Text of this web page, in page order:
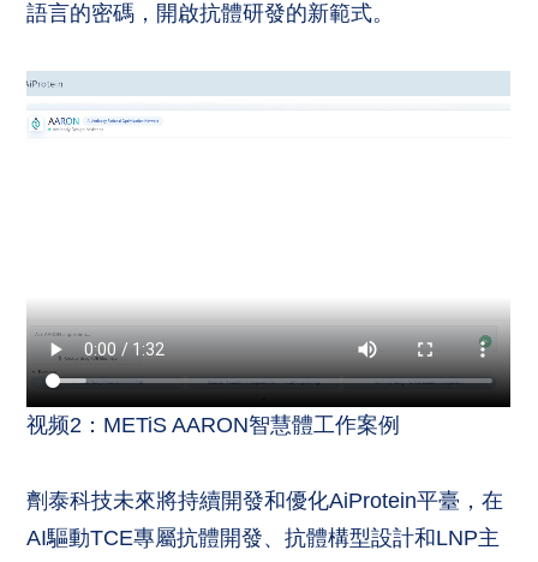
語言的密碼，開啟抗體研發的新範式。
视频2：METiS AARON智慧體工作案例
劑泰科技未來將持續開發和優化AiProtein平臺，在
AI驅動TCE專屬抗體開發、抗體構型設計和LNP主